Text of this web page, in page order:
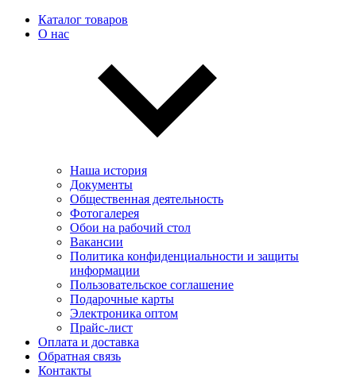
Каталог товаров
О нас
Наша история
Документы
Общественная деятельность
Фотогалерея
Обои на рабочий стол
Вакансии
Политика конфиденциальности и защиты
информации
Пользовательскоe соглашение
Подарочные карты
Электроника оптом
Прайс-лист
Оплата и доставка
Обратная связь
Контакты